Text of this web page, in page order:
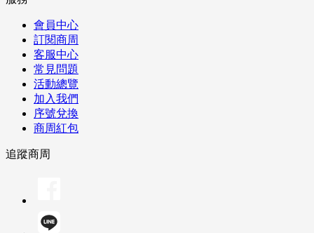
會員中心
訂閱商周
客服中心
常見問題
活動總覽
加入我們
序號兌換
商周紅包
追蹤商周